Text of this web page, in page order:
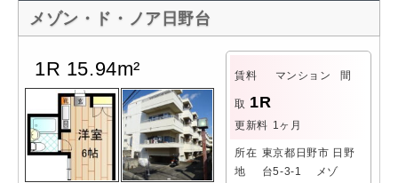
メゾン・ド・ノア日野台
1R 15.94m² 賃料 マンション 間
取 1R
更新料 1ヶ月
所在
地
東京都日野市 日野
台5-3-1 メゾ